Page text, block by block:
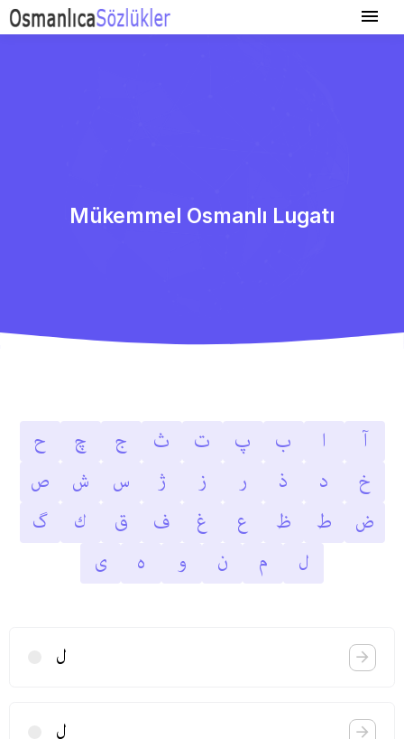
Mükemmel Osmanlı Lugatı
آ ا ب پ ت ث ج چ
ح
خ
د ذ ر ز ژ س ش
ص
ض
ط ظ ع غ ف ق ك
گ
ل
م ن و ه ى
ل
ل